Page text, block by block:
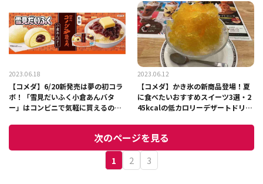
2023.06.18
【コメダ】6/20新発売は夢の初コラ
ボ！「雪見だいふく小倉あんバタ
ー」はコンビニで気軽に買えるのう
2023.06.12
【コメダ】かき氷の新商品登場！夏
に食べたいおすすめスイーツ3選・2
45kcalの低カロリーデザートドリン
次のページを見る
1 2 3